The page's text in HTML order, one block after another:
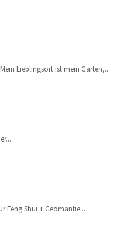
Lieblingsort ist mein Garten,...
Feng Shui + Geomantie...